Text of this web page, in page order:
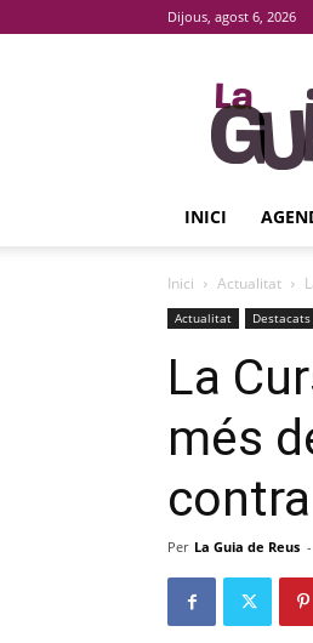
Dijous, agost 6, 2026
INICI
Inici Actualitat
Actualitat Destacats
La
més
Per La Guia de Reus -